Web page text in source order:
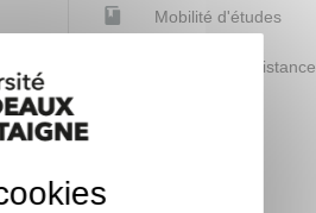
Mobilité d'études
Accessible à distance